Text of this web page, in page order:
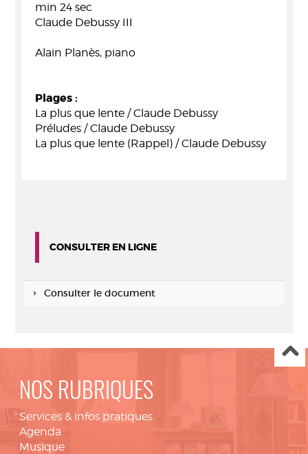
min 24 sec
Claude Debussy III
Alain Planès, piano
Plages :
La plus que lente / Claude Debussy
Préludes / Claude Debussy
La plus que lente (Rappel) / Claude Debussy
CONSULTER EN LIGNE
Consulter le document
NOS RUBRIQUES
Services & infos pratiques
Agenda
Musique